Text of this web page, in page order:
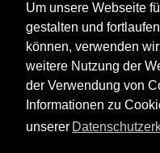
Um unsere Webseite
gestalten und
können, verwenden
weitere Nutzung der
der Verwendung von
Informationen zu
unserer